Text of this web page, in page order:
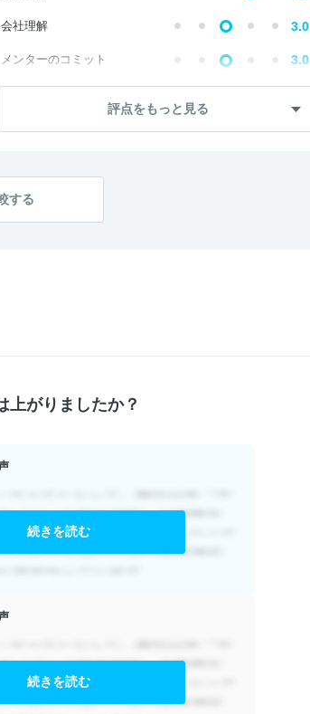
評点をもっと見る
会社理解 3.0
メンターのコミット 3.0
内定直結度 1.0
テーマの面白さ
する
上がりましたか？
続きを読む
続きを読む